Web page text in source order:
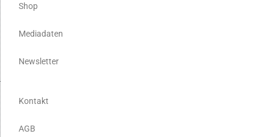
Shop
Mediadaten
Newsletter
Kontakt
AGB